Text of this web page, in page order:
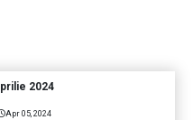
2024
Apr 05, 2024